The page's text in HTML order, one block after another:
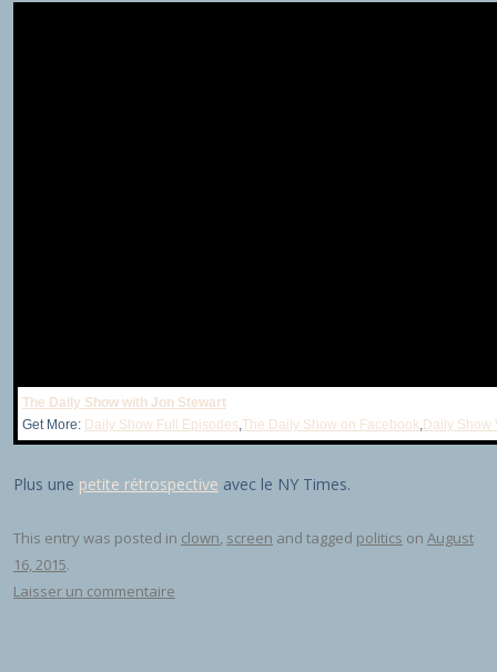
The Daily Show with Jon Stewart
Get More: Daily Show Full Episodes The Daily Show on Facebook Daily Show
Plus une petite rétrospective avec le NY Times.
This entry was posted in clown, screen and tagged politics on August
16, 2015.
Laisser un commentaire